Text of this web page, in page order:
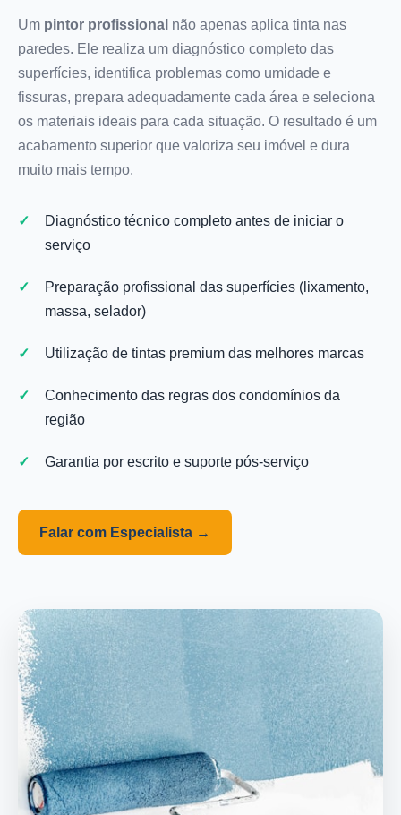
Um pintor profissional não apenas aplica tinta nas
paredes. Ele realiza um diagnóstico completo das
superfícies, identifica problemas como umidade e
fissuras, prepara adequadamente cada área e seleciona
os materiais ideais para cada situação. O resultado é um
acabamento superior que valoriza seu imóvel e dura
muito mais tempo.
Diagnóstico técnico completo antes de iniciar o
serviço
Preparação profissional das superfícies (lixamento,
massa, selador)
Utilização de tintas premium das melhores marcas
Conhecimento das regras dos condomínios da
região
Garantia por escrito e suporte pós-serviço
Falar com Especialista →